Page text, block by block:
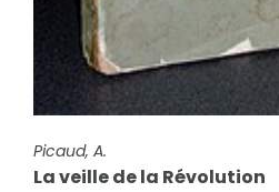
FICHE COMPLÈTE
Picaud, A.
La veille de la Révolution
FICHE COMPLÈTE
Heures Royales, Saint Louis